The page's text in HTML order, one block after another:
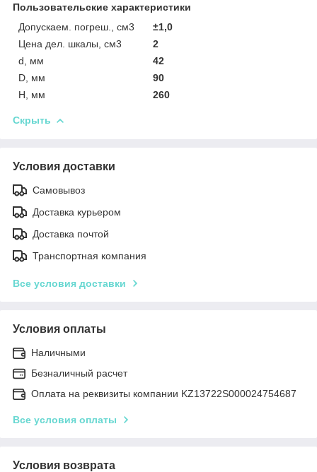
Пользовательские характеристики
Допускаем. погреш., см3
±1,0
Цена дел. шкалы, см3
2
d, мм
42
D, мм
90
Н, мм
260
Скрыть
Условия доставки
Самовывоз
Доставка курьером
Доставка почтой
Транспортная компания
Все условия доставки
Условия оплаты
Наличными
Безналичный расчет
Оплата на реквизиты компании KZ13722S000024754687
Все условия оплаты
Условия возврата